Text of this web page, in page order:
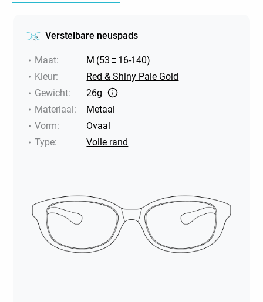
Verstelbare neuspads
Maat: M (53 16-140)
Kleur:
Red & Shiny Pale Gold
Gewicht:
26g
Materiaal:
Metaal
Vorm:
Ovaal
Type: Volle rand